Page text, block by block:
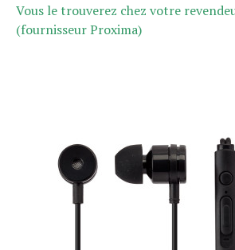
Vous le trouverez chez votre
(fournisseur Proxima)